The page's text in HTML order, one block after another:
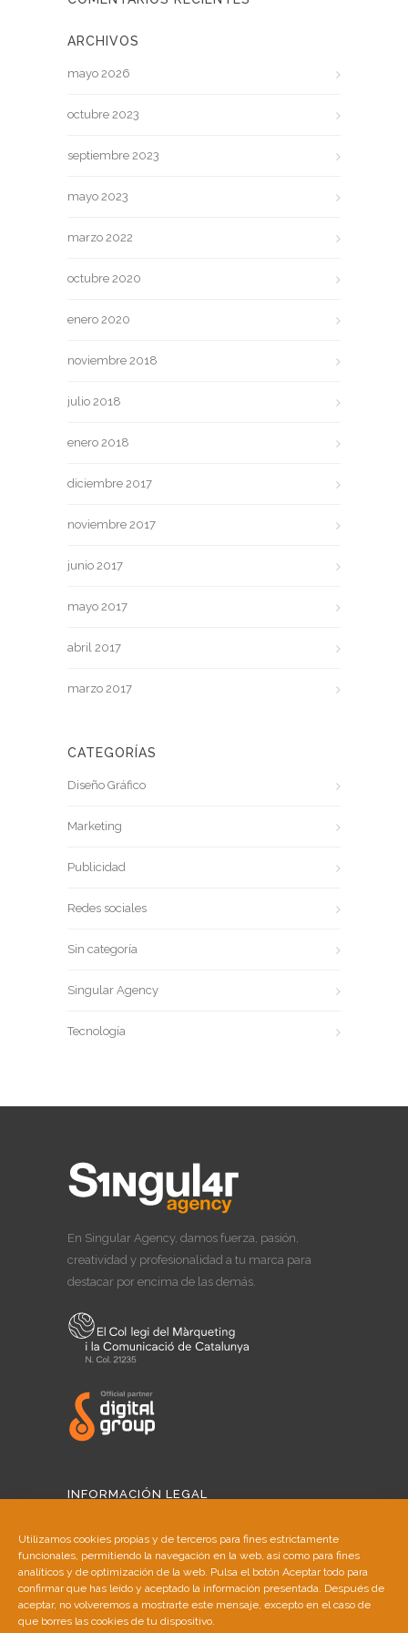
Utilizamos cookies propias y de terceros para fines estrictamente
funcionales, permitiendo la navegación en la web, así como para fines
analíticos y de optimización de la web. Pulsa el botón Aceptar todo para
confirmar que has leído y aceptado la información presentada. Después de
aceptar, no volveremos a mostrarte este mensaje, excepto en el caso de
que borres las cookies de tu dispositivo.
ARCHIVOS
mayo 2026
octubre 2023
septiembre 2023
mayo 2023
marzo 2022
octubre 2020
enero 2020
noviembre 2018
julio 2018
enero 2018
diciembre 2017
noviembre 2017
junio 2017
mayo 2017
abril 2017
marzo 2017
CATEGORÍAS
Diseño Gráfico
Marketing
Publicidad
Redes sociales
Sin categoría
Singular Agency
Tecnología
En Singular Agency, damos fuerza, pasión,
creatividad y profesionalidad a tu marca para
destacar por encima de las demás.
INFORMACIÓN LEGAL
Política de Cookies
Política de Privacidad